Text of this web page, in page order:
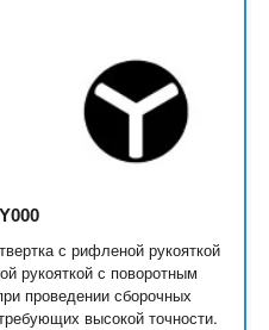
с рифленой рукояткой
рукояткой с поворотным
проведении сборочных
высокой точности.